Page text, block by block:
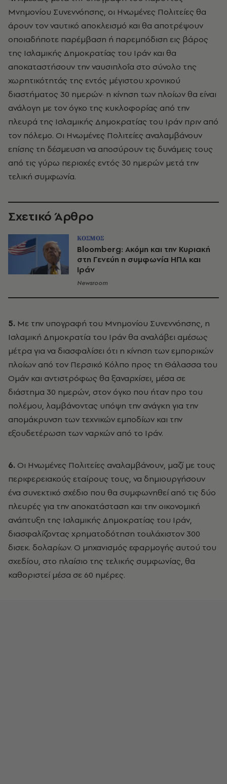
Μνημονίου Συνεννόησης, οι Ηνωμένες Πολιτείες θα
άρουν τον ναυτικό αποκλεισμό και θα αποτρέψουν
οποιαδήποτε παρέμβαση ή παρεμπόδιση εις βάρος
της Ισλαμικής Δημοκρατίας του Ιράν και θα
αποκαταστήσουν την ναυσιπλοΐα στο σύνολο της
χωρητικότητάς της εντός μέγιστου χρονικού
διαστήματος 30 ημερών· η κίνηση των πλοίων θα είναι
ανάλογη με τον όγκο της κυκλοφορίας από την
πλευρά της Ισλαμικής Δημοκρατίας του Ιράν πριν από
τον πόλεμο. Οι Ηνωμένες Πολιτείες αναλαμβάνουν
επίσης τη δέσμευση να αποσύρουν τις δυνάμεις τους
από τις γύρω περιοχές εντός 30 ημερών μετά την
τελική συμφωνία.
Σχετικό Άρθρο
ΚΟΣΜΟΣ
Bloomberg: Ακόμη και την Κυριακή
στη Γενεύη η συμφωνία ΗΠΑ και
Ιράν
Newsroom
5. Με την υπογραφή του Μνημονίου Συνεννόησης, η
Ισλαμική Δημοκρατία του Ιράν θα αναλάβει αμέσως
μέτρα για να διασφαλίσει ότι η κίνηση των εμπορικών
πλοίων από τον Περσικό Κόλπο προς τη Θάλασσα του
Ομάν και αντιστρόφως θα ξαναρχίσει, μέσα σε
διάστημα 30 ημερών, στον όγκο που ήταν προ του
πολέμου, λαμβάνοντας υπόψη την ανάγκη για την
απομάκρυνση των τεχνικών εμποδίων και την
εξουδετέρωση των ναρκών από το Ιράν.
6. Οι Ηνωμένες Πολιτείες αναλαμβάνουν, μαζί με τους
περιφερειακούς εταίρους τους, να δημιουργήσουν
ένα συνεκτικό σχέδιο που θα συμφωνηθεί από τις δύο
πλευρές για την αποκατάσταση και την οικονομική
ανάπτυξη της Ισλαμικής Δημοκρατίας του Ιράν,
διασφαλίζοντας χρηματοδότηση τουλάχιστον 300
δισεκ. δολαρίων. Ο μηχανισμός εφαρμογής αυτού του
σχεδίου, στο πλαίσιο της τελικής συμφωνίας, θα
καθοριστεί μέσα σε 60 ημέρες.